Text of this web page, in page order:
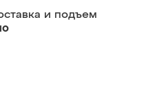
и подъем